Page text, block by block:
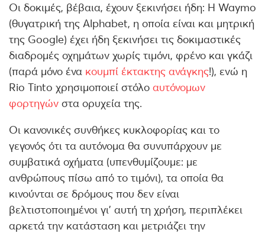
Οι δοκιμές, βέβαια, έχουν ξεκινήσει ήδη: Η Waymo
(θυγατρική της Alphabet, η οποία είναι και μητρική
της Google) έχει ήδη ξεκινήσει τις δοκιμαστικές
διαδρομές οχημάτων χωρίς τιμόνι, φρένο και γκάζι
(παρά μόνο ένα κουμπί έκτακτης ανάγκης!), ενώ η
Rio Tinto χρησιμοποιεί στόλο αυτόνομων
φορτηγών στα ορυχεία της.
Οι κανονικές συνθήκες κυκλοφορίας και το
γεγονός ότι τα αυτόνομα θα συνυπάρχουν με
συμβατικά οχήματα (υπενθυμίζουμε: με
ανθρώπους πίσω από το τιμόνι), τα οποία θα
κινούνται σε δρόμους που δεν είναι
βελτιστοποιημένοι γι’ αυτή τη χρήση, περιπλέκει
αρκετά την κατάσταση και μετριάζει την